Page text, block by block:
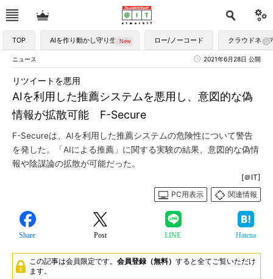
TOP AIを作り動かし守り生かす ロー/ノーコード クラウドネイ
ニュース 2021年6月28日 公開
AIを利用した推薦システムを悪用し、意図的な偽
情報が拡散可能 F-Secure
リツイートを悪用
F-Secureは、AIを利用した推薦システムの危険性について警告
を発した。「AIによる推薦」に関する実験の結果、意図的な偽情
報や陰謀論の拡散が可能だった。
[＠IT]
PC用表示
関連情報
Share Post LINE Hatena
この記事は会員限定です。 会員登録（無料） すると全てご覧いただけ
ます。